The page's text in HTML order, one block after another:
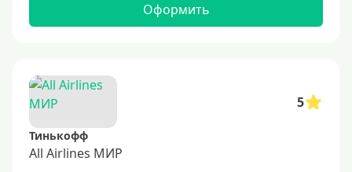
Оформить
5
Тинькофф
All Airlines МИР